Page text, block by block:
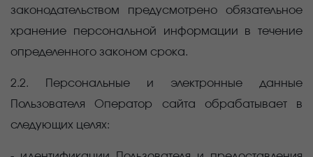
законодательством предусмотрено обязательное
хранение персональной информации в течение
определенного законом срока.
2.2. Персональные и электронные данные
Пользователя Оператор сайта обрабатывает в
следующих целях: